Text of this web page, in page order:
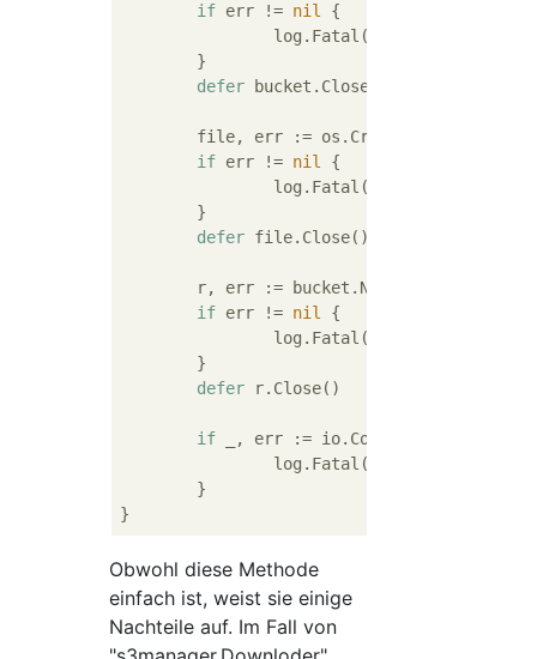
if err != nil
{
defer bucket.Close()
	file, err := os.Create(
if err != nil
{
defer file.Close()
	r, err := bucket.NewReader(ctx,
if err != nil
{
defer r.Close()
if _, err := io.Copy(file, r); err
Obwohl diese Methode
einfach ist, weist sie einige
Nachteile auf. Im Fall von